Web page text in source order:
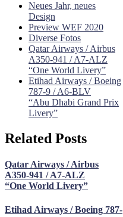
Neues Jahr, neues
Design
Preview WEF 2020
Diverse Fotos
Qatar Airways / Airbus
A350-941 / A7-ALZ
“One World Livery”
Etihad Airways / Boeing
787-9 / A6-BLV
“Abu Dhabi Grand Prix
Livery”
Related Posts
Qatar Airways / Airbus
A350-941 / A7-ALZ
“One World Livery”
Etihad Airways / Boeing 787-